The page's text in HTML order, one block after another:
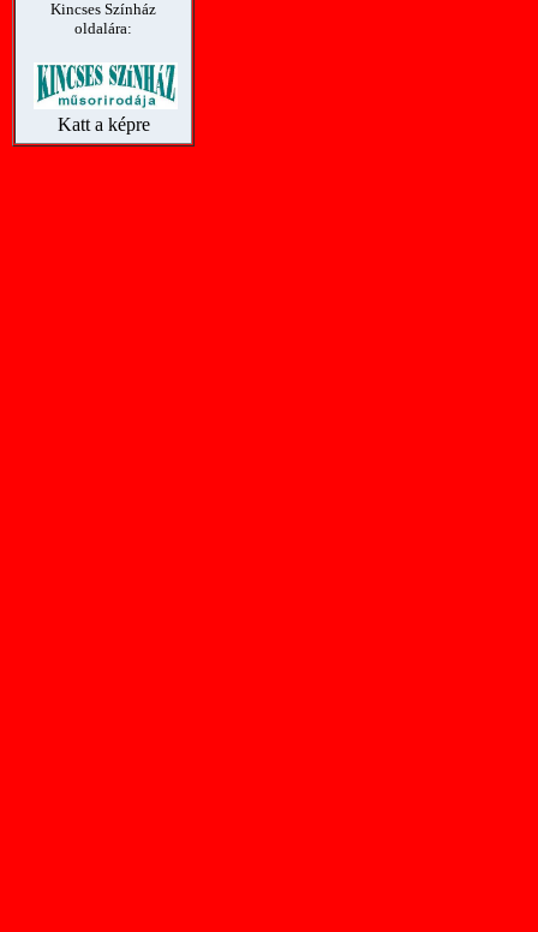
Kincses Színház
oldalára:
Katt a képre